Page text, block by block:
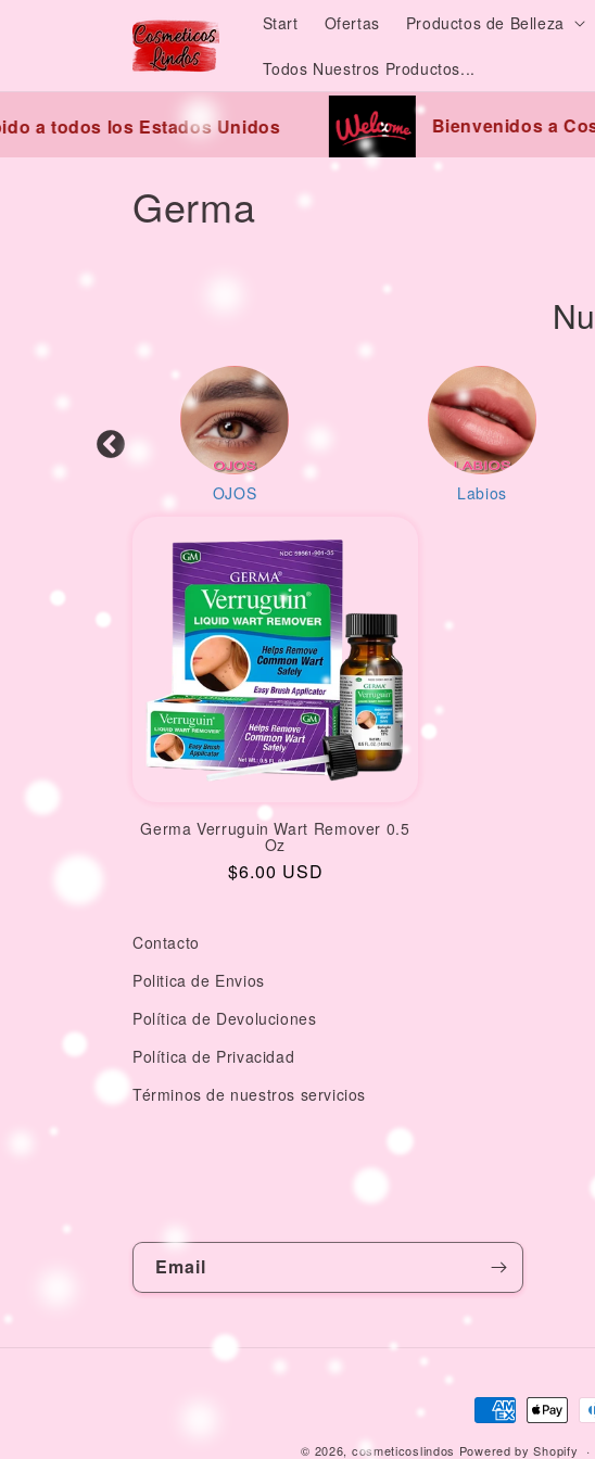
Start Ofertas Productos de Belleza
Todos Nuestros Productos...
a todos los Estados Unidos Bienvenidos a
C
t
Germa
OJOS Labios
Germa Verruguin Wart Remover 0.5
Oz
Regular
$6.00 USD
Contacto
Politica de Envios
Política de Devoluciones
Política de Privacidad
Términos de nuestros servicios
Email
Payment
methods
© 2026, cosmeticoslindos Powered by Shopify